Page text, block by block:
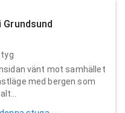
vänt mot samhället
med bergen som